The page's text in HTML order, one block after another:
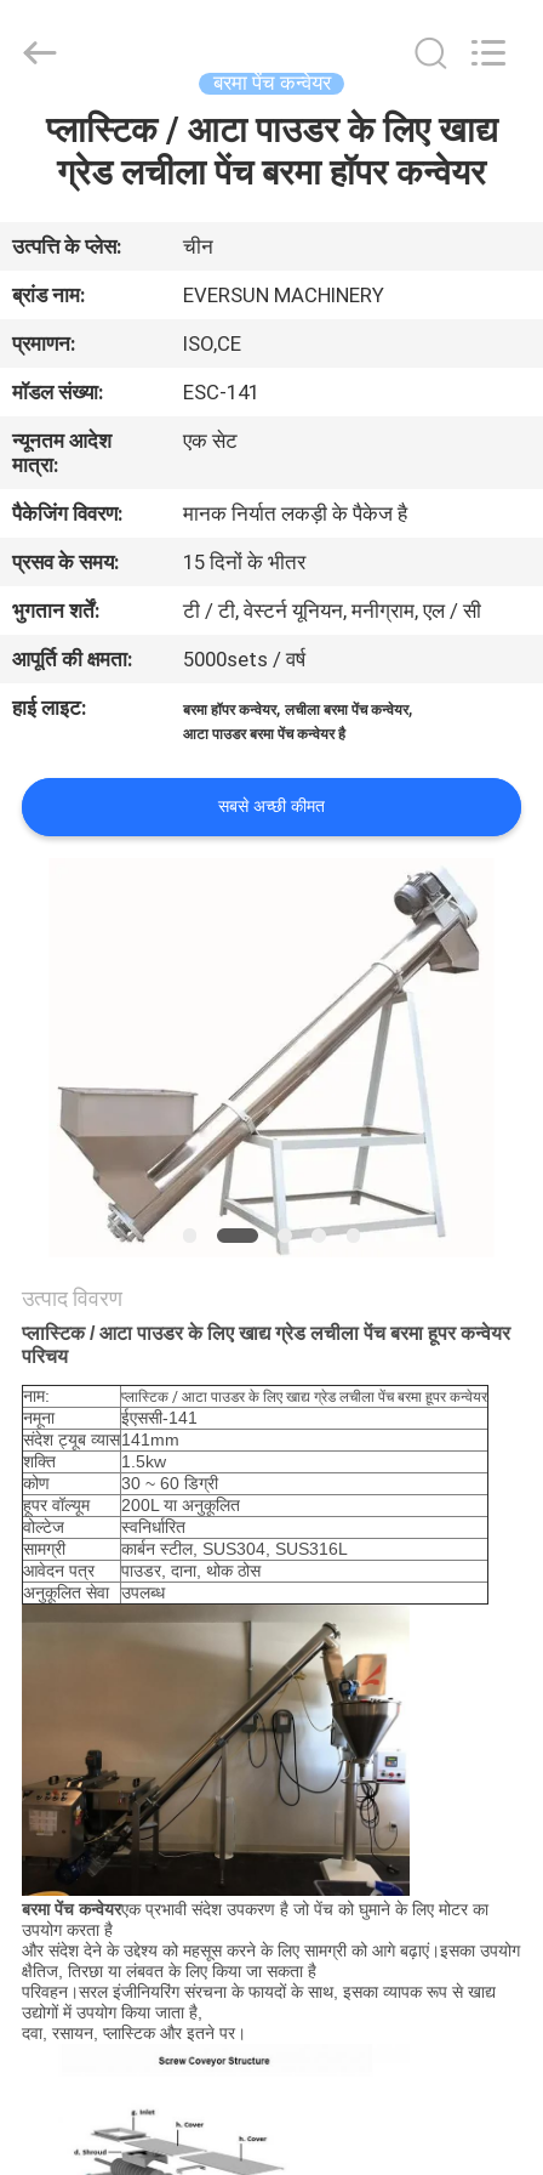
वीआर
दिखाएँ
हमारे
बारे
में
कारखाना
भ्रमण
गुणवत्ता
संपर्क
करें
गोपनीयता
नीति
बरमा पेंच कन्वेयर
प्लास्टिक / आटा पाउडर के लिए खाद्य
ग्रेड लचीला पेंच बरमा हॉपर कन्वेयर
उत्पत्ति के प्लेस:
चीन
ब्रांड नाम:
EVERSUN MACHINERY
प्रमाणन:
ISO,CE
मॉडल संख्या:
ESC-141
न्यूनतम आदेश
मात्रा:
एक सेट
पैकेजिंग विवरण:
मानक निर्यात लकड़ी के पैकेज है
प्रसव के समय:
15 दिनों के भीतर
भुगतान शर्तें:
टी / टी, वेस्टर्न यूनियन, मनीग्राम, एल / सी
आपूर्ति की क्षमता:
5000sets / वर्ष
हाई लाइट:
बरमा हॉपर कन्वेयर,लचीला बरमा पेंच कन्वेयर,
आटा पाउडर बरमा पेंच कन्वेयर है
सबसे अच्छी कीमत
उत्पाद विवरण
प्लास्टिक / आटा पाउडर के लिए खाद्य ग्रेड लचीला पेंच बरमा हूपर कन्वेयर
परिचय
नाम: प्लास्टिक / आटा पाउडर के लिए खाद्य ग्रेड लचीला पेंच बरमा हूपर कन्वेयर
नमूना
ईएससी-141
संदेश ट्यूब व्यास141mm
शक्ति
1.5kw
कोण
30 ~ 60 डिग्री
हूपर वॉल्यूम
200L या अनुकूलित
वोल्टेज
स्वनिर्धारित
सामग्री
कार्बन स्टील, SUS304, SUS316L
आवेदन पत्र
पाउडर, दाना, थोक ठोस
अनुकूलित सेवा
उपलब्ध
बरमा पेंच कन्वेयरएक प्रभावी संदेश उपकरण है जो पेंच को घुमाने के लिए मोटर का
उपयोग करता है
और संदेश देने के उद्देश्य को महसूस करने के लिए सामग्री को आगे बढ़ाएं।इसका उपयोग
क्षैतिज, तिरछा या लंबवत के लिए किया जा सकता है
परिवहन।सरल इंजीनियरिंग संरचना के फायदों के साथ, इसका व्यापक रूप से खाद्य
उद्योगों में उपयोग किया जाता है,
दवा, रसायन, प्लास्टिक और इतने पर।